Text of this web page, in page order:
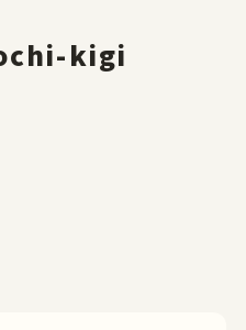
kigi